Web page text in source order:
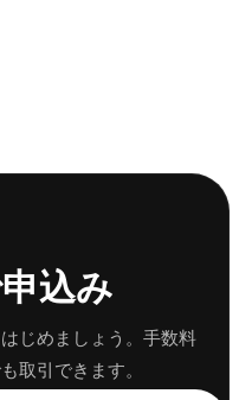
込み
じめましょう。手数料
取引できます。